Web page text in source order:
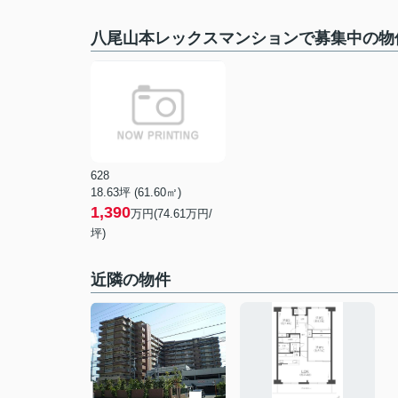
八尾山本レックスマンションで募集中の物
628
18.63坪 (61.60㎡)
1,390万円(74.61万円/
坪)
近隣の物件